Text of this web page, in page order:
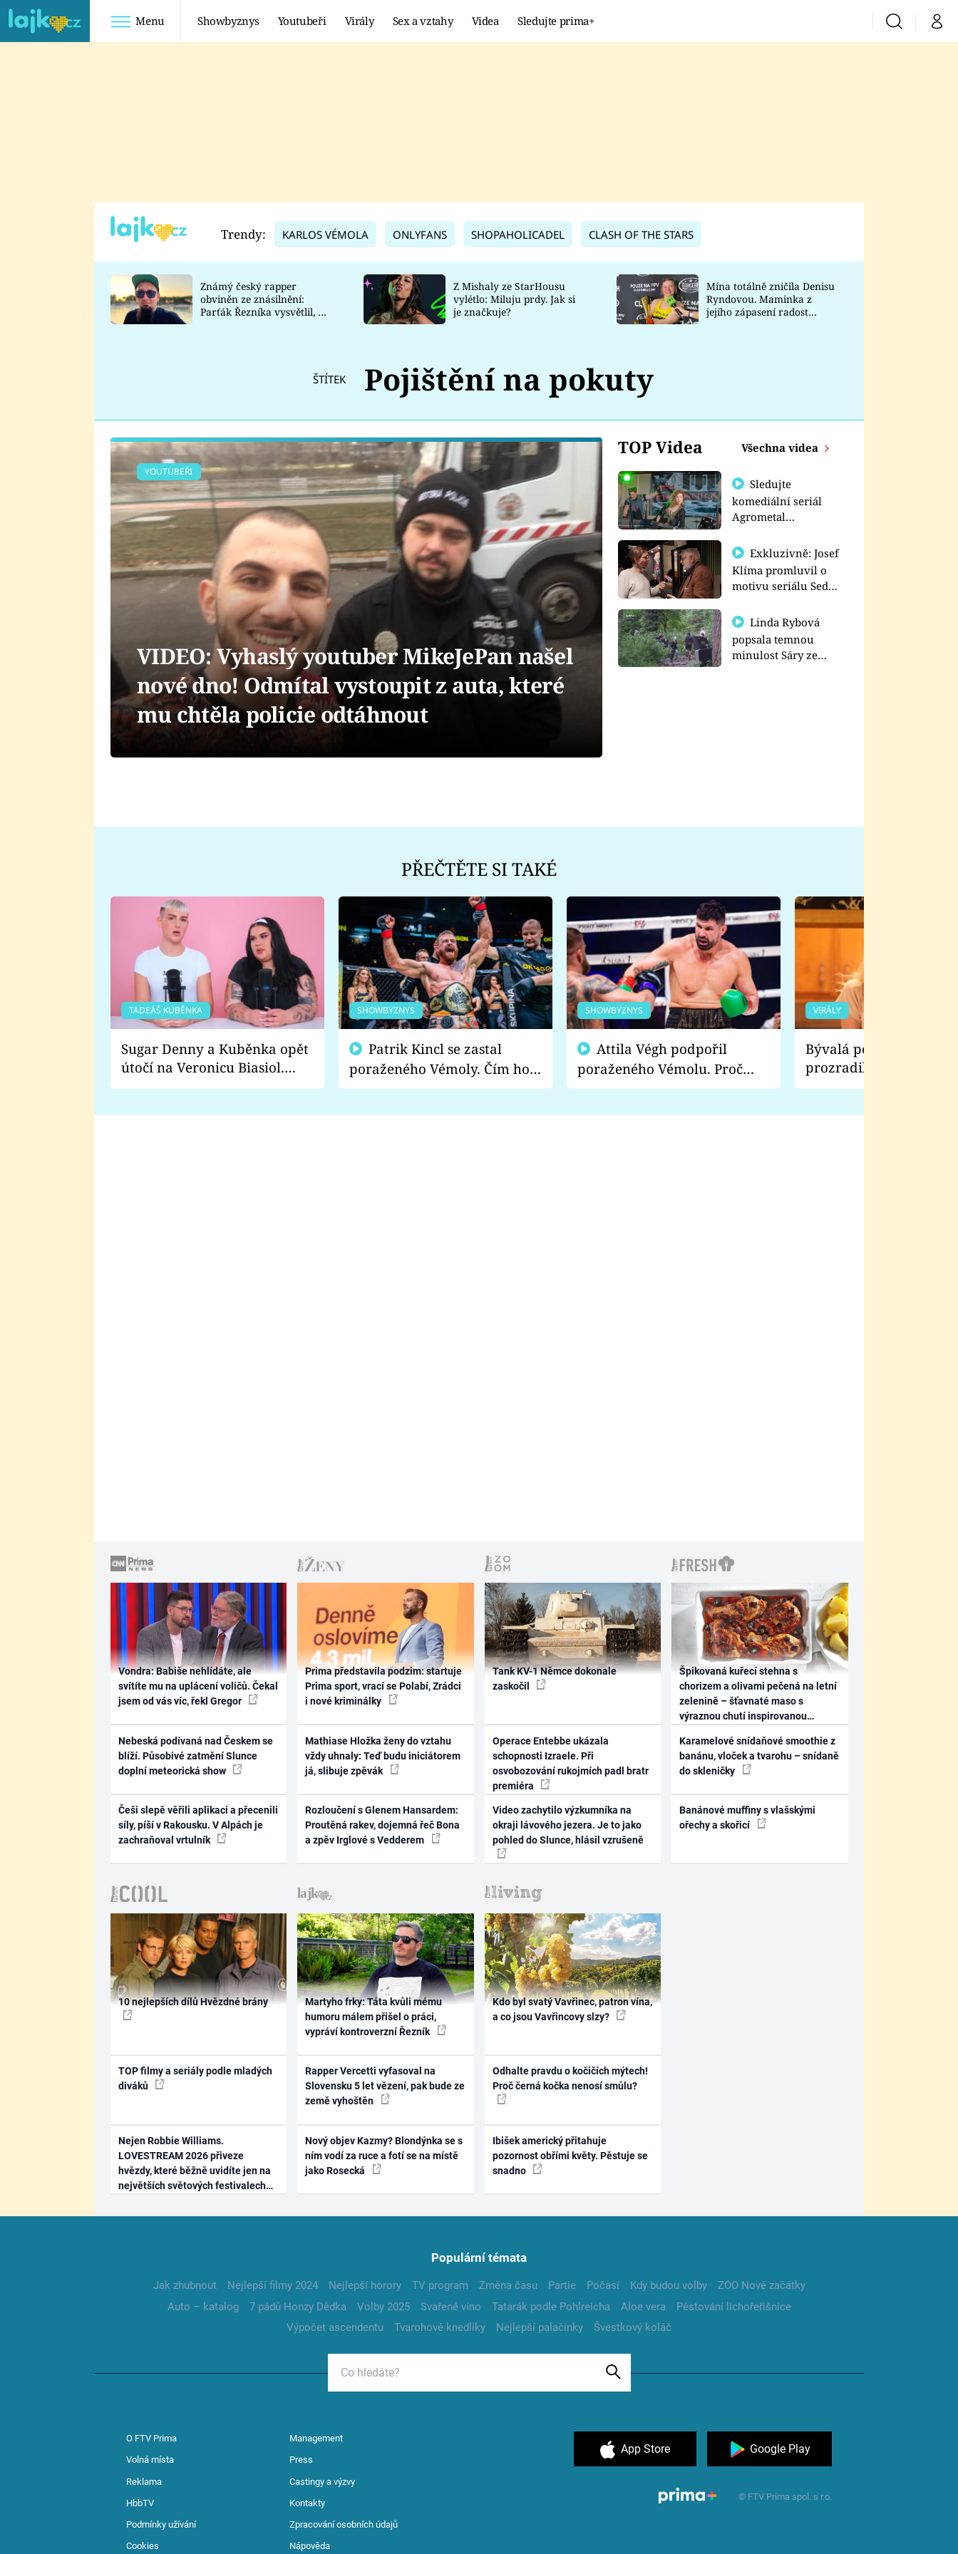
Menu Showbyznys Youtubeři Virály Sex a vztahy Videa Sledujte prima+ VyhledáváníMůj
TADEÁŠ KUBĚNKA
DATEL
Prima Lajk
Sledujte nás
Trendy: KARLOS VÉMOLA ONLYFANS SHOPAHOLICADEL CLASH OF THE STARS
Známý český rapper
obviněn ze znásilnění:
Parťák Řezníka vysvětlil, co
Z Mishaly ze StarHousu
vylétlo: Miluju prdy. Jak si
je značkuje?
Mína totálně zničila Denisu
Ryndovou. Maminka z
jejího zápasení radost
ŠTÍTEK Pojištění na pokuty
TOP Videa Všechna videa
Sledujte
komediální seriál
Agrometal
prima+
Exkluzivně: Josef
Klíma promluvil o
motivu seriálu Sedm
Linda Rybová
popsala temnou
minulost Sáry ze
YOUTUBEŘI
VIDEO: Vyhaslý youtuber MikeJePan našel
nové dno! Odmítal vystoupit z auta, které
mu chtěla policie odtáhnout
PŘEČTĚTE SI TAKÉ
TADEÁŠ KUBĚNKA
Sugar Denny a Kuběnka opět
útočí na Veronicu Biasiol.
Proč je podle nich falešná a
SHOWBYZNYS
poraženého Vémoly. Čím ho
fanoušci naštvali?
SHOWBYZNYS
poraženého Vémolu. Proč
chce raději zápasit s ním než
VIRÁLY
Bývalá pornoherečka
prozradila, co ji
natáčení Euforie.
Vondra: Babiše nehlídáte, ale
svítíte mu na uplácení voličů. Čekal
jsem od vás víc, řekl Gregor
Nebeská podívaná nad Českem se
blíží. Působivé zatmění Slunce
doplní meteorická show
Češi slepě věřili aplikaci a přecenili
síly, píší v Rakousku. V Alpách je
zachraňoval vrtulník
Prima představila podzim: startuje
Prima sport, vrací se Polabí, Zrádci
i nové kriminálky
Mathiase Hložka ženy do vztahu
vždy uhnaly: Teď budu iniciátorem
já, slibuje zpěvák
Rozloučení s Glenem Hansardem:
Proutěná rakev, dojemná řeč Bona
a zpěv Irglové s Vedderem
Tank KV-1 Němce dokonale
zaskočil
Operace Entebbe ukázala
schopnosti Izraele. Při
osvobozování rukojmích padl bratr
premiéra
Video zachytilo výzkumníka na
okraji lávového jezera. Je to jako
pohled do Slunce, hlásil vzrušeně
Špikovaná kuřecí stehna s
chorizem a olivami pečená na letní
zelenině – šťavnaté maso s
výraznou chutí inspirovanou
Karamelové snídaňové smoothie z
banánu, vloček a tvarohu – snídaně
do skleničky
Banánové muffiny s vlašskými
ořechy a skořicí
10 nejlepších dílů Hvězdné brány
TOP filmy a seriály podle mladých
diváků
Nejen Robbie Williams.
LOVESTREAM 2026 přiveze
hvězdy, které běžně uvidíte jen na
největších světových festivalech
Martyho frky: Táta kvůli mému
humoru málem přišel o práci,
vypráví kontroverzní Řezník
Rapper Vercetti vyfasoval na
Slovensku 5 let vězení, pak bude ze
země vyhoštěn
Nový objev Kazmy? Blondýnka se s
ním vodí za ruce a fotí se na místě
jako Rosecká
Kdo byl svatý Vavřinec, patron vína,
a co jsou Vavřincovy slzy?
Odhalte pravdu o kočičích mýtech!
Proč černá kočka nenosí smůlu?
Ibišek americký přitahuje
pozornost obřími květy. Pěstuje se
snadno
Populární témata
Jak zhubnout Nejlepší filmy 2024 Nejlepší horory TV program Změna času Partie Počasí Kdy budou volby
ZOO Nové začátky
Auto – katalog
7 pádů Honzy Dědka Volby 2025 Svařené víno Tatarák podle Pohlreicha Aloe vera
Pěstování lichořeřišnice
Výpočet ascendentu
Tvarohové knedlíky Nejlepší palačinky Švestkový koláč
O FTV Prima Management
Volná místa Press
Reklama Castingy a výzvy
HbbTV Kontakty
Podmínky užívání Zpracování osobních údajů
Cookies Nápověda
App Store Google Play
© FTV Prima spol. s r.o.